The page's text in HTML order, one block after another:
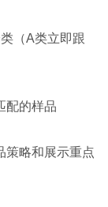
（A类立即跟
配的样品
策略和展示重点